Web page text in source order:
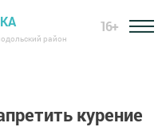
район
16+
курение